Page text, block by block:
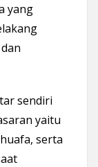
yang
sendiri
yaitu
serta